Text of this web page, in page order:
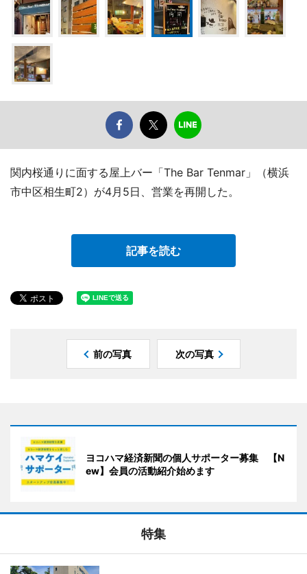
関内桜通りに面する屋上バー「The Bar Tenmar」（横浜
市中区相生町2）が4月5日、営業を再開した。
記事を読む
前の写真 次の写真
ヨコハマ経済新聞の個人サポーター募集 【N
ew】会員の活動紹介始めます
特集